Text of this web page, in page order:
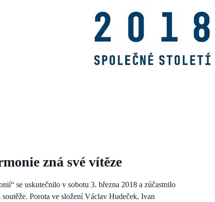
zná své vítěze
se uskutečnilo v sobotu 3. března 2018 a zúčastnilo
Porota ve složení Václav Hudeček, Ivan